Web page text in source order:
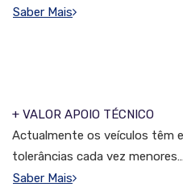
Saber Mais
+ VALOR APOIO TÉCNICO
Actualmente os veículos têm
tolerâncias cada vez menores…
Saber Mais